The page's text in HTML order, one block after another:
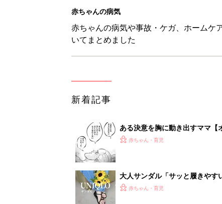
赤ちゃんの病気
赤ちゃんの病気や事故・ケガ、ホームケ
いてまとめました
新着記事
ある決意を胸に動き出すママ【
赤ちゃん・育児
大人サンダル「サッと履きや
赤ちゃん・育児